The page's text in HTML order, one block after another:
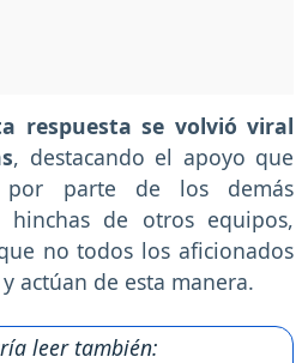
respuesta se volvió viral
, destacando el apoyo que
parte de los demás
hinchas de otros equipos,
no todos los aficionados
actúan de esta manera.
leer también: